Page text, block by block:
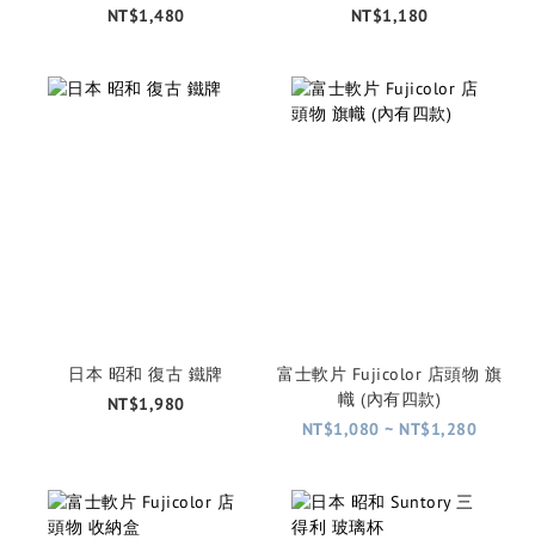
NT$1,480
NT$1,180
日本 昭和 復古 鐵牌
NT$1,980
富士軟片 Fujicolor 店頭物 旗
幟 (內有四款)
NT$1,080 ~ NT$1,280